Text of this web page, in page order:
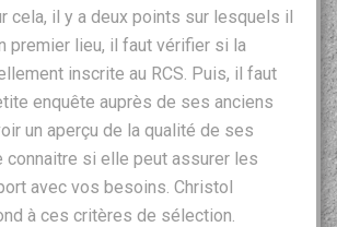
cela, il y a deux points sur lesquels il
premier lieu, il faut vérifier si la
inscrite au RCS. Puis, il faut
enquête auprès de ses anciens
un aperçu de la qualité de ses
connaitre si elle peut assurer les
avec vos besoins. Christol
à ces critères de sélection.